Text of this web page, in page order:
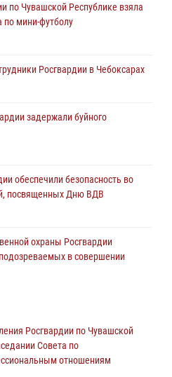
по Чувашской Республике взяла
по мини-футболу
Росгвардии в Чебоксарах
задержали буйного
обеспечили безопасность во
посвященных Дню ВДВ
охраны Росгвардии
в совершении
Росгвардии по Чувашской
Совета по
отношениям